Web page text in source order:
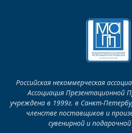
Российская некоммерческая
Ассоциация Презентационной
учреждена в 1999г. в Санкт-
членстве поставщиков и
сувенирной и